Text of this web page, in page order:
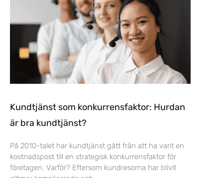
Kundtjänst som konkurrensfaktor: Hurdan
är bra kundtjänst?
På 2010-talet har kundtjänst gått från att ha varit en
kostnadspost till en strategisk konkurrensfaktor för
företagen. Varför? Eftersom kundresorna har blivit